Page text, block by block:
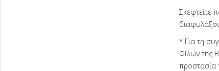
Σκεφτείτε
* Για τη
Φίλων της
προστασία